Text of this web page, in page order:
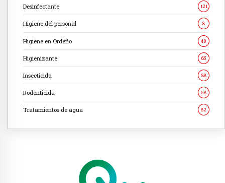
Desinfectante 121
Higiene del personal 8
Higiene en Ordeño 40
Higienizante 65
Insecticida 88
Rodenticida 58
Tratamientos de agua 82